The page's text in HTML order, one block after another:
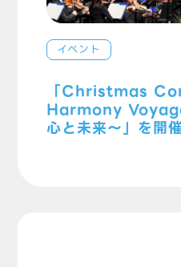
イベント
「Christmas
Harmony
心と未来～」を開